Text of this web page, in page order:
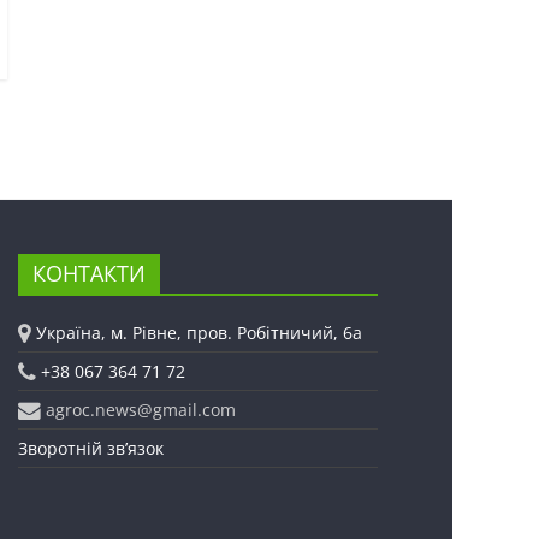
КОНТАКТИ
Україна, м. Рівне, пров. Робітничий, 6а
+38 067 364 71 72
agroc.news@gmail.com
Зворотній зв’язок